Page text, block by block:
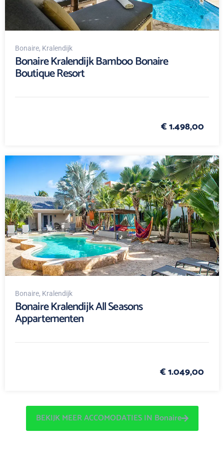
Bonaire, Kralendijk
Bonaire Kralendijk Bamboo Bonaire
Boutique Resort
€ 1.498,00
Bonaire, Kralendijk
Bonaire Kralendijk All Seasons
Appartementen
€ 1.049,00
BEKIJK MEER ACCOMODATIES IN Bonaire